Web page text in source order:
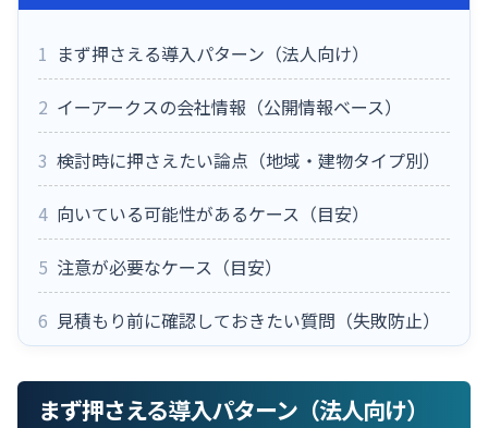
1 まず押さえる導入パターン（法人向け）
2 イーアークスの会社情報（公開情報ベース）
3 検討時に押さえたい論点（地域・建物タイプ別）
4 向いている可能性があるケース（目安）
5 注意が必要なケース（目安）
6 見積もり前に確認しておきたい質問（失敗防止）
まず押さえる導入パターン（法人向け）